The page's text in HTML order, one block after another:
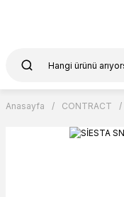
Anasayfa CONTRACT